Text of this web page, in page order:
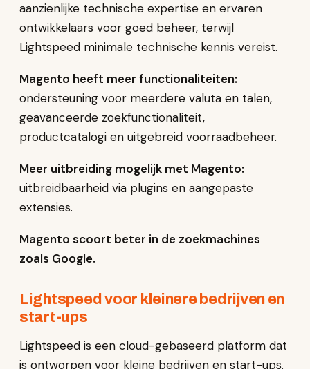
aanzienlijke technische expertise en ervaren
ontwikkelaars voor goed beheer, terwijl
Lightspeed minimale technische kennis vereist.
Magento heeft meer functionaliteiten:
ondersteuning voor meerdere valuta en talen,
geavanceerde zoekfunctionaliteit,
productcatalogi en uitgebreid voorraadbeheer.
Meer uitbreiding mogelijk met Magento:
uitbreidbaarheid via plugins en aangepaste
extensies.
Magento scoort beter in de zoekmachines
zoals Google.
Lightspeed voor kleinere bedrijven en
start-ups
Lightspeed is een cloud-gebaseerd platform dat
is ontworpen voor kleine bedrijven en start-ups.